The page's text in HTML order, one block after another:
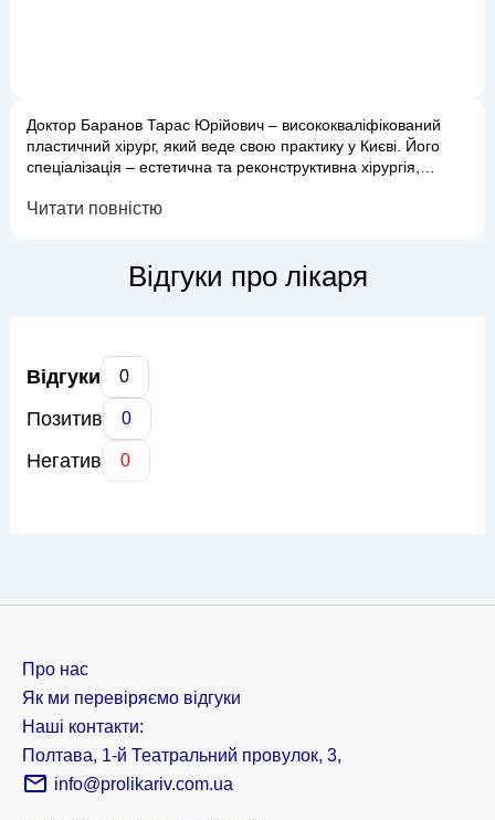
Доктор Баранов Тарас Юрійович – висококваліфікований
пластичний хірург, який веде свою практику у Києві. Його
спеціалізація – естетична та реконструктивна хірургія,
і функції різних частин тіла. Тарас Юрійович виконує
мамопластику (збільшення, з...
Читати повністю
Відгуки про лікаря
Відгуки 0
Позитив 0
Негатив 0
Про нас
Як ми перевіряємо відгуки
Наші контакти:
Полтава, 1-й Театральний провулок, 3,
info@prolikariv.com.ua